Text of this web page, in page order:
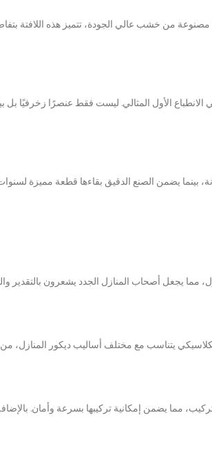
مصنوعة من خشب عالي الجودة، تتميز هذه
الأول المثالي. ليست فقط عنصرًا زخرفيًا بل
يضمن الصنع الدقيق بقاءها قطعة مميزة
مما يجعل أصحاب المنازل الجدد يشعرون بالتقدير
يتناسب مع مختلف أساليب ديكور المنازل، من
مما يضمن إمكانية تركيبها بسرعة وأمان.